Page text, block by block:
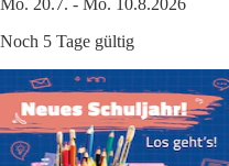
Mo. 20.7. - Mo. 10.8.2026
Noch 5 Tage gültig